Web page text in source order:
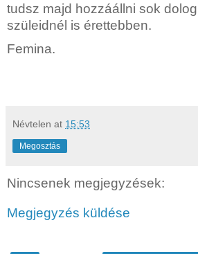
tudsz majd hozzáállni sok
szüleidnél is érettebben.
Femina.
Névtelen at 15:53
Megosztás
Nincsenek megjegyzések:
Megjegyzés küldése